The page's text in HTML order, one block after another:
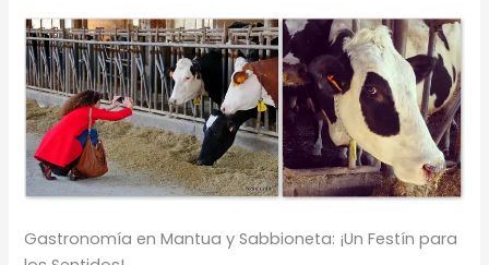
Gastronomía en Mantua y Sabbioneta: ¡Un Festín para